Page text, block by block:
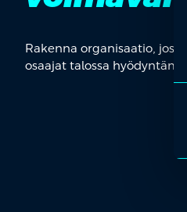
Rakenna organisaatio,
osaajat talossa